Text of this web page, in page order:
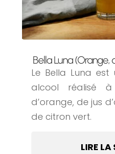
Bella Luna (Orange,
Le Bella Luna
alcool réalisé
d’orange, de jus
de citron vert.
LIRE LA